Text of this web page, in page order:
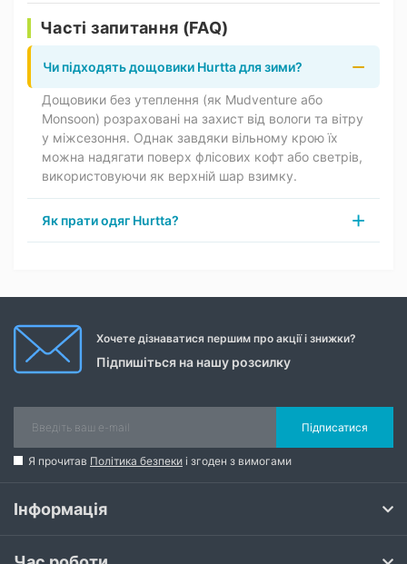
Часті запитання (FAQ)
Чи підходять дощовики Hurtta для зими?
Дощовики без утеплення (як Mudventure або
Monsoon) розраховані на захист від вологи та вітру
у міжсезоння. Однак завдяки вільному крою їх
можна надягати поверх флісових кофт або светрів,
використовуючи як верхній шар взимку.
Як прати одяг Hurtta?
Хочете дізнаватися першим про акції і знижки?
Підпишіться на нашу розсилку
Підписатися
Я прочитав Політика безпеки і згоден з вимогами
Інформація